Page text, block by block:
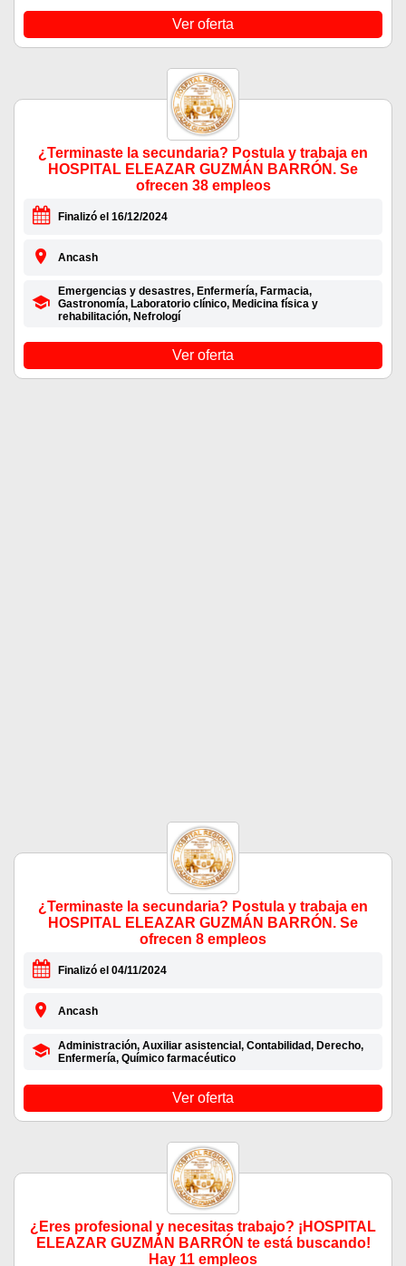
Ver oferta
¿Terminaste la secundaria? Postula y trabaja en
HOSPITAL ELEAZAR GUZMÁN BARRÓN. Se
ofrecen 38 empleos
Finalizó el 16/12/2024
Ancash
Emergencias y desastres, Enfermería, Farmacia,
Gastronomía, Laboratorio clínico, Medicina física y
rehabilitación, Nefrologí
Ver oferta
¿Terminaste la secundaria? Postula y trabaja en
HOSPITAL ELEAZAR GUZMÁN BARRÓN. Se
ofrecen 8 empleos
Finalizó el 04/11/2024
Ancash
Administración, Auxiliar asistencial, Contabilidad, Derecho,
Enfermería, Químico farmacéutico
Ver oferta
¿Eres profesional y necesitas trabajo? ¡HOSPITAL
ELEAZAR GUZMÁN BARRÓN te está buscando!
Hay 11 empleos